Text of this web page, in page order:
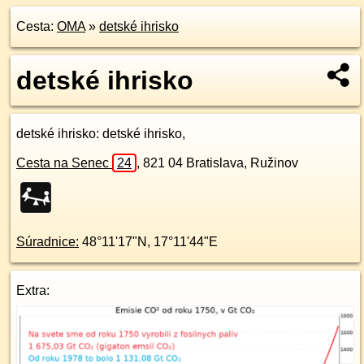
Cesta: OMA» detské ihrisko
detské ihrisko
detské ihrisko: detské ihrisko,
Cesta na Senec 24 , 821 04 Bratislava, Ružinov
Súradnice: 48°11'17"N , 17°11'44"E
Extra: